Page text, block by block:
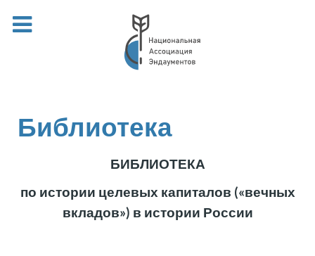
Библиотека
БИБЛИОТЕКА
по истории целевых капиталов («вечных
вкладов») в истории России